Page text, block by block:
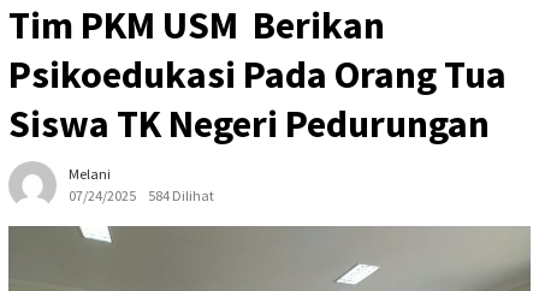
Tim PKM USM Berikan
Psikoedukasi Pada Orang Tua
Siswa TK Negeri Pedurungan
Melani
07/24/2025
584 Dilihat